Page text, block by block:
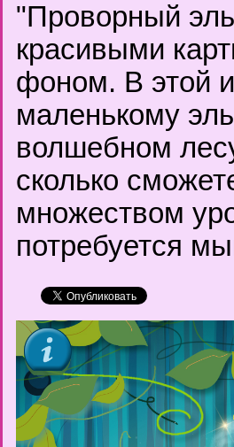
"Проворный
красивыми
фоном. В этой
маленькому
волшебном
сколько
множеством
потребуется